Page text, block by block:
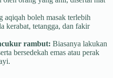
aqiqah boleh masak terlebih
kerabat, tetangga, dan fakir
rambut: Biasanya lakukan
bersedekah emas atau perak